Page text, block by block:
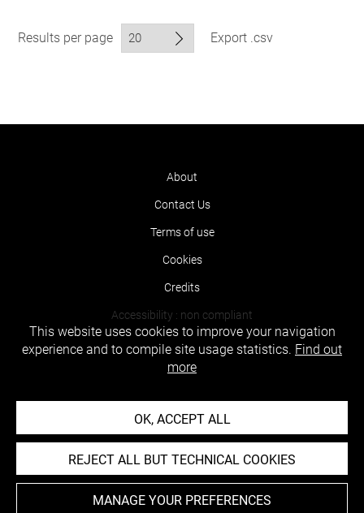
Results per page Export .csv
About
Contact Us
Terms of use
Cookies
Credits
Accessibility : non compliant
This website uses cookies to improve your navigation
experience and to compile site usage statistics. Find out
more
OK, ACCEPT ALL
REJECT ALL BUT TECHNICAL COOKIES
MANAGE YOUR PREFERENCES